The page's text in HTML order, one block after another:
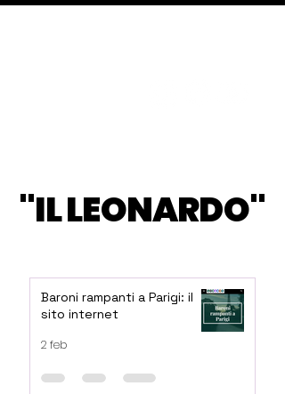
''IL LEONARDO''
''IL LEONARDO''
Baroni rampanti a Parigi: il
sito internet
2 feb